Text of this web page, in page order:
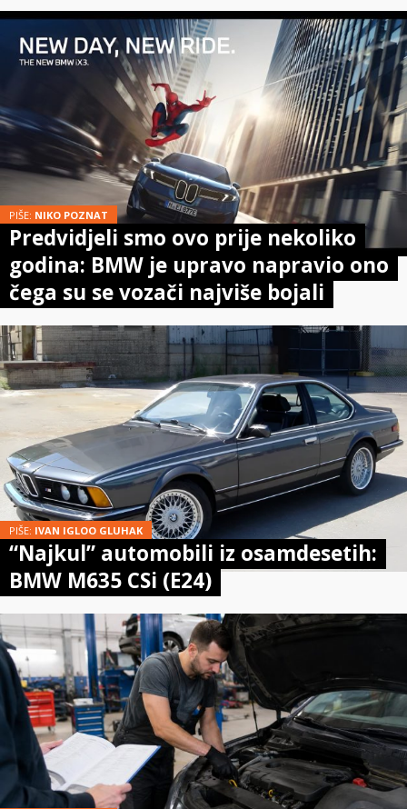
PIŠE: NIKO POZNAT
Predvidjeli smo ovo prije nekoliko
godina: BMW je upravo napravio ono
čega su se vozači najviše bojali
PIŠE: IVAN IGLOO GLUHAK
“Najkul” automobili iz osamdesetih:
BMW M635 CSi (E24)